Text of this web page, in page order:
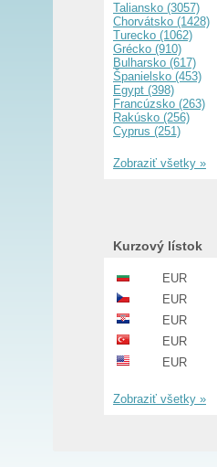
Taliansko (3057)
Chorvátsko (1428)
Turecko (1062)
Grécko (910)
Bulharsko (617)
Španielsko (453)
Egypt (398)
Francúzsko (263)
Rakúsko (256)
Cyprus (251)
Zobraziť všetky »
Kurzový lístok
EUR
EUR
EUR
EUR
EUR
Zobraziť všetky »